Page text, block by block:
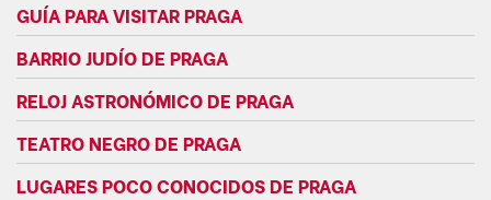
GUÍA PARA VISITAR PRAGA
BARRIO JUDÍO DE PRAGA
RELOJ ASTRONÓMICO DE PRAGA
TEATRO NEGRO DE PRAGA
LUGARES POCO CONOCIDOS DE PRAGA